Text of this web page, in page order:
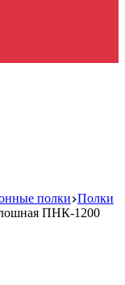
полки Полки
ПНК-1200